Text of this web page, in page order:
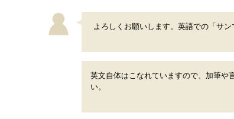
よろしくお願いします。英語での「サン
英文自体はこなれていますので、加筆や
い。